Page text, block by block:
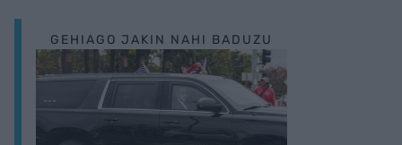
GEHIAGO JAKIN NAHI BADUZU